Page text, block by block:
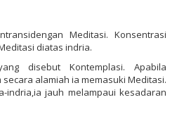
Meditasi. Konsentrasi
diatas indria.
disebut Kontemplasi. Apabila
alamiah ia memasuki Meditasi.
indria,ia jauh melampaui kesadaran